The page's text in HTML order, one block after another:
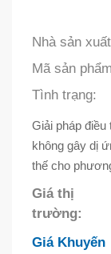
Nhà sản
Mã sản
Tình trạng:
Giải pháp
không gây dị
thế cho
Giá thị
trường:
Giá Khuyến